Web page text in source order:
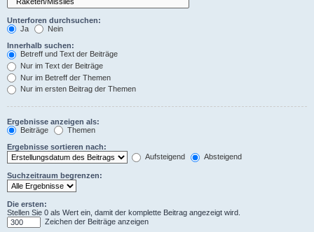
Unterforen durchsuchen:
Ja
Nein
Innerhalb suchen:
Betreff und Text der Beiträge
Nur im Text der Beiträge
Nur im Betreff der Themen
Nur im ersten Beitrag der Themen
Ergebnisse anzeigen als:
Beiträge
Themen
Ergebnisse sortieren nach:
Aufsteigend
Absteigend
Suchzeitraum begrenzen:
Die ersten:
Stellen Sie 0 als Wert ein, damit der komplette Beitrag angezeigt wird.
Zeichen der Beiträge anzeigen